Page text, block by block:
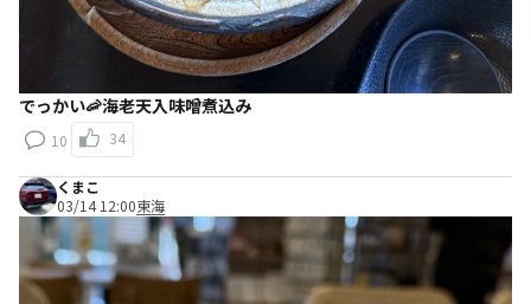
でっかい🦐海老天入味噌煮込み
10 34
くまこ
03/14 12:00東海